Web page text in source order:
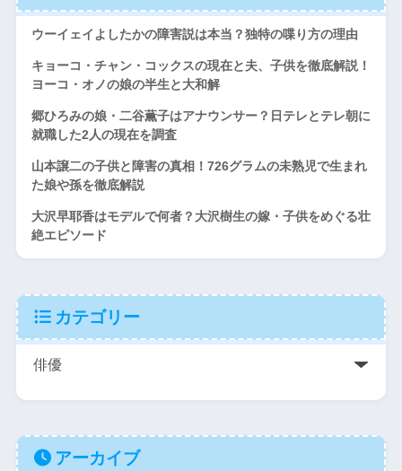
ウーイェイよしたかの障害説は本当？独特の喋り方の理由
キョーコ・チャン・コックスの現在と夫、子供を徹底解説！
ヨーコ・オノの娘の半生と大和解
郷ひろみの娘・二谷薫子はアナウンサー？日テレとテレ朝に
就職した2人の現在を調査
山本譲二の子供と障害の真相！726グラムの未熟児で生まれ
た娘や孫を徹底解説
大沢早耶香はモデルで何者？大沢樹生の嫁・子供をめぐる壮
絶エピソード
カテゴリー
アーカイブ